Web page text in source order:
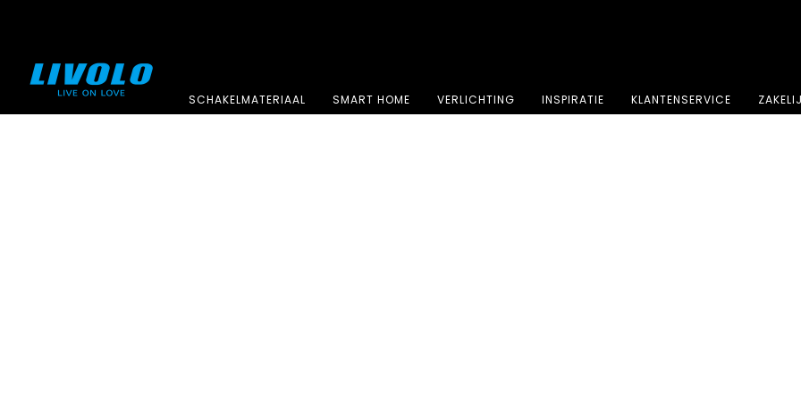
SCHAKELMATERIAAL SMART HOME VERLICHTING INSPIRATIE KLANTENSERVICE